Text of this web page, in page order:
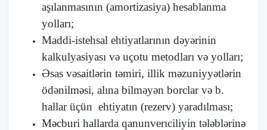
aşılanmasının (amortizasiya) hesablanma
yolları;
Maddi-istehsal ehtiyatlarının dəyərinin
kalkulyasiyası və uçotu metodları və yolları;
Əsas vəsaitlərin təmiri, illik məzuniyyətlərin
ödənilməsi, alına bilməyən borclar və b.
hallar üçün ehtiyatın (rezerv) yaradılması;
Məcburi hallarda qanunverıciliyin tələblərinə